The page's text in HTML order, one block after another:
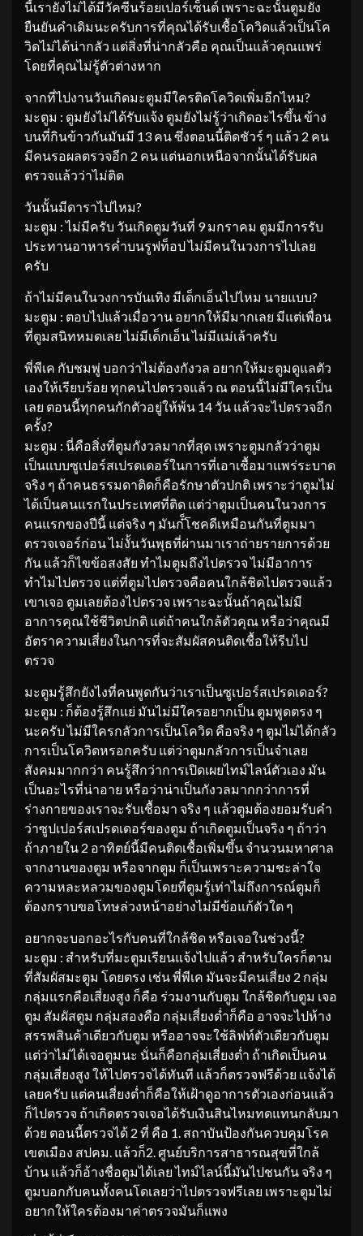
นี้เรายังไม่ได้มีวัคซีนร้อยเปอร์เซ็นต์ เพราะฉะนั้นตูมยัง
ยืนยันคำเดิมนะครับการที่คุณได้รับเชื้อโควิดแล้วเป็นโค
วิดไม่ได้น่ากลัว แต่สิ่งที่น่ากลัวคือ คุณเป็นแล้วคุณแพร่
โดยที่คุณไม่รู้ตัวต่างหาก
จากที่ไปงานวันเกิดมะตูมมีใครติดโควิดเพิ่มอีกไหม?
มะตูม : ตูมยังไม่ได้รับแจ้ง ตูมยังไม่รู้ว่าเกิดอะไรขึ้น ข้าง
บนที่กินข้าวกันมันมี 13 คน ซึ่งตอนนี้ติดชัวร์ ๆ แล้ว 2 คน
มีคนรอผลตรวจอีก 2 คน แต่นอกเหนือจากนั้นได้รับผล
ตรวจแล้วว่าไม่ติด
วันนั้นมีดาราไปไหม?
มะตูม : ไม่มีครับ วันเกิดตูมวันที่ 9 มกราคม ตูมมีการรับ
ประทานอาหารค่ำบนรูฟท็อป ไม่มีคนในวงการไปเลย
ครับ
ถ้าไม่มีคนในวงการบันเทิง มีเด็กเอ็นไปไหม นายแบบ?
มะตูม : ตอบไปแล้วเมื่อวาน อยากให้มีมากเลย มีแต่เพื่อน
ที่ตูมสนิทหมดเลย ไม่มีเด็กเอ็น ไม่มีแม่เล้าครับ
พี่พีเค กับชมพู่ บอกว่าไม่ต้องกังวล อยากให้มะตูมดูแลตัว
เองให้เรียบร้อย ทุกคนไปตรวจแล้ว ณ ตอนนี้ไม่มีใครเป็น
เลย ตอนนี้ทุกคนกักตัวอยู่ให้พ้น 14 วัน แล้วจะไปตรวจอีก
ครั้ง?
มะตูม : นี่คือสิ่งที่ตูมกังวลมากที่สุด เพราะตูมกลัวว่าตูม
เป็นแบบซูเปอร์สเปรดเดอร์ในการที่เอาเชื้อมาแพร่ระบาด
จริง ๆ ถ้าคนธรรมดาติดก็คือรักษาตัวปกติ เพราะว่าตูมไม่
ได้เป็นคนแรกในประเทศที่ติด แต่ว่าตูมเป็นคนในวงการ
คนแรกของปีนี้ แต่จริง ๆ มันก๋็โชคดีเหมือนกันที่ตูมมา
ตรวจเจอร์ก่อน ไม่งั้นวันพุธที่ผ่านมาเราถ่ายรายการด้วย
กัน แล้วก็ไขข้อสงสัย ทำไมตูมถึงไปตรวจ ไม่มีอาการ
ทำไมไปตรวจ แต่ที่ตูมไปตรวจคือคนใกล้ชิดไปตรวจแล้ว
เขาเจอ ตูมเลยต้องไปตรวจ เพราะฉะนั้นถ้าคุณไม่มี
อาการคุณใช้ชีวิตปกติ แต่ถ้าคนใกล้ตัวคุณ หรือว่าคุณมี
อัตราความเสี่ยงในการที่จะสัมผัสคนติดเชื้อให้รีบไป
ตรวจ
มะตูมรู้สึกยังไงที่คนพูดกันว่าเราเป็นซูเปอร์สเปรดเดอร์?
มะตูม : ก็ต้องรู้สึกแย่ มันไม่มีใครอยากเป็น ตูมพูดตรง ๆ
นะครับ ไม่มีใครกลัวการเป็นโควิด คือจริง ๆ ตูมไม่ได้กลัว
การเป็นโควิดหรอกครับ แต่ว่าตูมกลัวการเป็นจำเลย
สังคมมากกว่า คนรู้สึกว่าการเปิดเผยไทม์ไลน์ตัวเอง มัน
เป็นอะไรที่น่าอาย หรือว่าน่าเป็นกังวลมากกว่าการที่
ร่างกายของเราจะรับเชื้อมา จริง ๆ แล้วตูมต้องยอมรับคำ
ว่าซูปเปอร์สเปรดเดอร์ของตูม ถ้าเกิดตูมเป็นจริง ๆ ถ้าว่า
ถ้าภายใน 2 อาทิตย์นี้มีคนติดเชื้อเพิ่มขึ้น จำนวนมหาศาล
จากงานของตูม หรือจากตูม ก็เป็นเพราะความชะล่าใจ
ความหละหลวมของตูมโดยที่ตูมรู้เท่าไม่ถึงการณ์ตูมก็
ต้องกราบขอโทษล่วงหน้าอย่างไม่มีข้อแก้ตัวใด ๆ
อยากจะบอกอะไรกับคนที่ใกล้ชิด หรือเจอในช่วงนี้?
มะตูม : สำหรับที่มะตูมเรียนแจ้งไปแล้ว สำหรับใครก็ตาม
ที่สัมผัสมะตูม โดยตรง เช่น พี่พีเค มันจะมีคนเสี่ยง 2 กลุ่ม
กลุ่มแรกคือเสี่ยงสูง ก็คือ ร่วมงานกับตูม ใกล้ชิดกับตูม เจอ
ตูม สัมผัสตูม กลุ่มสองคือ กลุ่มเสี่ยงต่ำก็คือ อาจจะไปห้าง
สรรพสินค้าเดียวกับตูม หรืออาจจะใช้ลิฟท์ตัวเดียวกับตูม
แต่ว่าไม่ได้เจอตูมนะ นั่นก็คือกลุ่มเสี่ยงต่ำ ถ้าเกิดเป็นคน
กลุ่มเสี่ยงสูง ให้ไปตรวจได้ทันที แล้วก็ตรวจฟรีด้วย แจ้งได้
เลยครับ แต่คนเสี่ยงต่ำก็คือให้เฝ้าดูอาการตัวเองก่อนแล้ว
ก็ไปตรวจ ถ้าเกิดตรวจเจอได้รับเงินสินไหมทดแทนกลับมา
ด้วย ตอนนี้ตรวจได้ 2 ที่ คือ 1. สถาบันป้องกันควบคุมโรค
เขตเมือง สปคม. แล้วก็2. ศูนย์บริการสาธารณสุขที่ใกล้
บ้าน แล้วก็อ้างชื่อตูมได้เลย ไทม์ไลน์นี้มันไปชนกัน จริง ๆ
ตูมบอกกับคนทั้งคนโดเลยว่าไปตรวจฟรีเลย เพราะตูมไม่
อยากให้ใครต้องมาค่าตรวจมันก็แพง